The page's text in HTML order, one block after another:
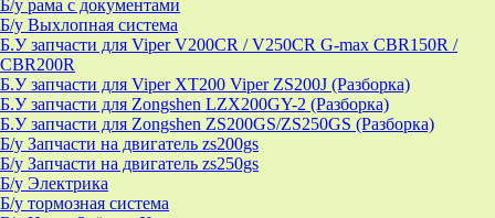
Б/у рама с документами
Б/у Выхлопная система
Б.У запчасти для Viper V200CR / V250CR G-max CBR150R /
CBR200R
Б.У запчасти для Viper XT200 Viper ZS200J (Разборка)
Б.У запчасти для Zongshen LZX200GY-2 (Разборка)
Б.У запчасти для Zongshen ZS200GS/ZS250GS (Разборка)
Б/у Запчасти на двигатель zs200gs
Б/у Запчасти на двигатель zs250gs
Б/у Электрика
Б/у тормозная система